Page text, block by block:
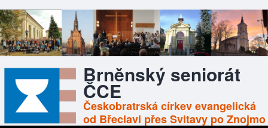
Brněnský seniorát
ČCE
Českobratrská církev evangelická
od Břeclavi přes Svitavy po Znojmo